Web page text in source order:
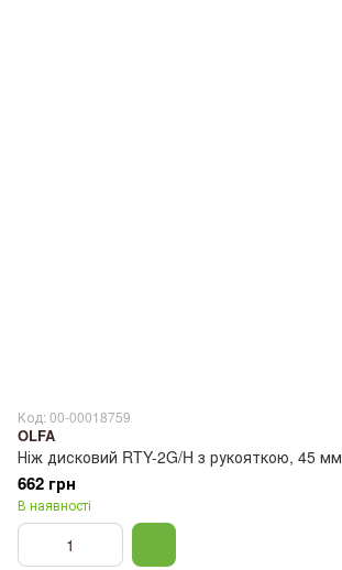
Код: 00-00018759
OLFA
Ніж дисковий RTY-2G/H з рукояткою, 45 мм
662 грн
В наявності